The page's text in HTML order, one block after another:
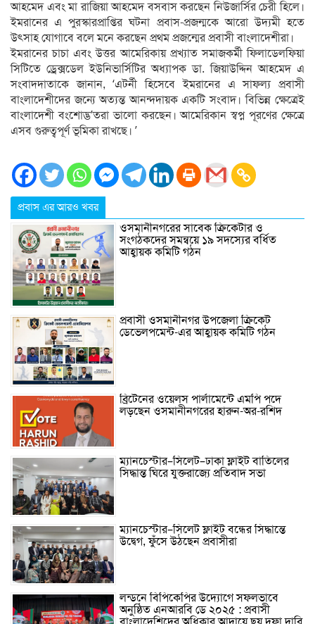
আহমেদ এবং মা রাজিয়া আহমেদ বসবাস করছেন নিউজার্সির চেরী হিলে।
ইমরানের এ পুরস্কারপ্রাপ্তির ঘটনা প্রবাস-প্রজন্মকে আরো উদ্যমী হতে
উৎসাহ যোগাবে বলে মনে করছেন প্রথম প্রজন্মের প্রবাসী বাংলাদেশীরা।
ইমরানের চাচা এবং উত্তর আমেরিকায় প্রখ্যাত সমাজকর্মী ফিলাডেলফিয়া
সিটিতে ড্রেক্সডেল ইউনিভার্সিটির অধ্যাপক ডা. জিয়াউদ্দিন আহমেদ এ
সংবাদদাতাকে জানান, ‘এটর্নী হিসেবে ইমরানের এ সাফল্য প্রবাসী
বাংলাদেশীদের জন্যে অত্যন্ত আনন্দদায়ক একটি সংবাদ। বিভিন্ন ক্ষেত্রেই
বাংলাদেশী বংশোদ্ভ’তরা ভালো করছেন। আমেরিকান স্বপ্ন পূরণের ক্ষেত্রে
এসব গুরুত্বপূর্ণ ভূমিকা রাখছে। ’
প্রবাস এর আরও খবর
ওসমানীনগরের সাবেক ক্রিকেটার ও
সংগঠকদের সমন্বয়ে ১৯ সদস্যের বর্ধিত
আহ্বায়ক কমিটি গঠন
প্রবাসী ওসমানীনগর উপজেলা ক্রিকেট
ডেভেলপমেন্ট-এর আহ্বায়ক কমিটি গঠন
ব্রিটেনের ওয়েলস পার্লামেন্টে এমপি পদে
লড়ছেন ওসমানীনগরের হারুন-অর-রশিদ
ম্যানচেস্টার–সিলেট–ঢাকা ফ্লাইট বাতিলের
সিদ্ধান্ত ঘিরে যুক্তরাজ্যে প্রতিবাদ সভা
ম্যানচেস্টার–সিলেট ফ্লাইট বন্ধের সিদ্ধান্তে
উদ্বেগ, ফুঁসে উঠছেন প্রবাসীরা
লন্ডনে বিপিকেপির উদ্যোগে সফলভাবে
অনুষ্ঠিত এনআরবি ডে ২০২৫ : প্রবাসী